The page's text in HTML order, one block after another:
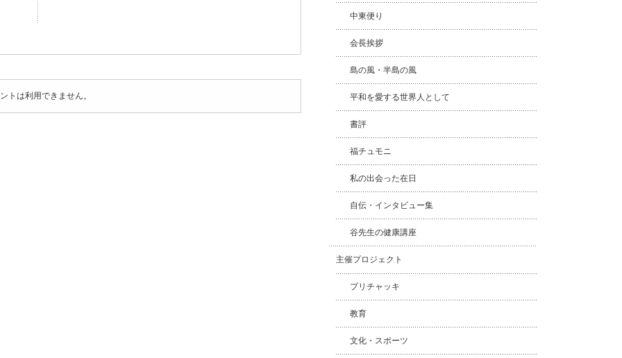
トは利用できません。
中東便り
会長挨拶
島の風・半島の風
平和を愛する世界人として
書評
福チュモニ
私の出会った在日
自伝・インタビュー集
谷先生の健康講座
主催プロジェクト
プリチャッキ
教育
文化・スポーツ